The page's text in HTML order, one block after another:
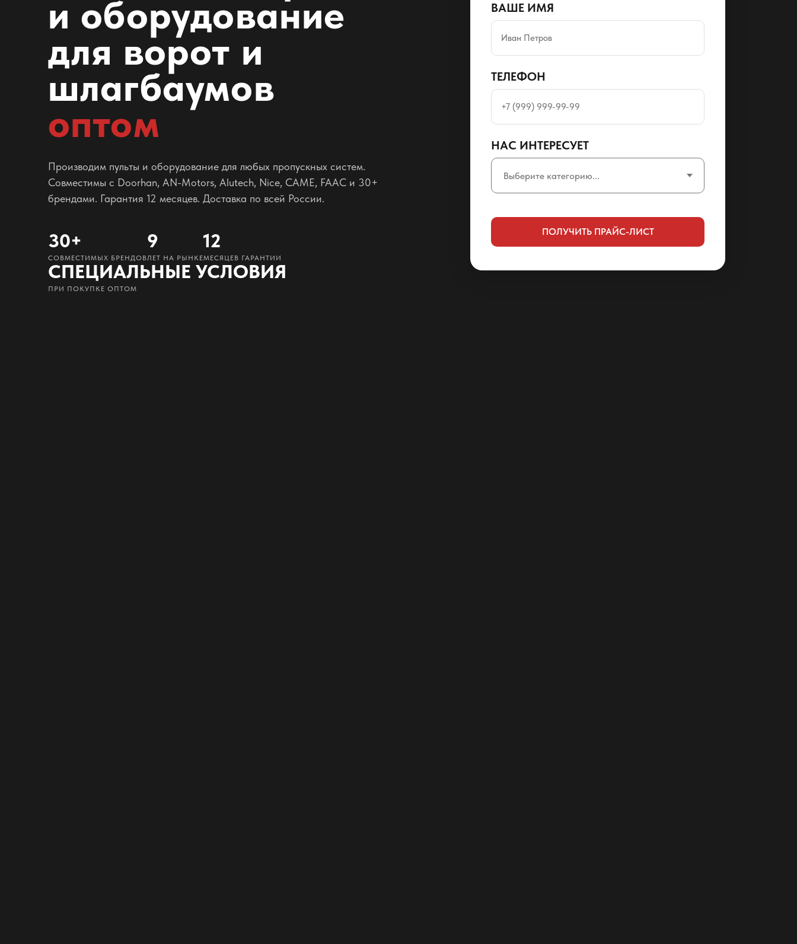
и оборудование
для ворот и
шлагбаумов
оптом
Производим пульты и оборудование для любых пропускных систем.
Совместимы с Doorhan, AN-Motors, Alutech, Nice, CAME, FAAC и 30+
брендами. Гарантия 12 месяцев. Доставка по всей России.
30+
СОВМЕСТИМЫХ БРЕНДОВ
9
ЛЕТ НА РЫНКЕ
12
МЕСЯЦЕВ ГАРАНТИИ
СПЕЦИАЛЬНЫЕ УСЛОВИЯ
ПРИ ПОКУПКЕ ОПТОМ
ВАШЕ ИМЯ
ТЕЛЕФОН
НАС ИНТЕРЕСУЕТ
ПОЛУЧИТЬ ПРАЙС-ЛИСТ